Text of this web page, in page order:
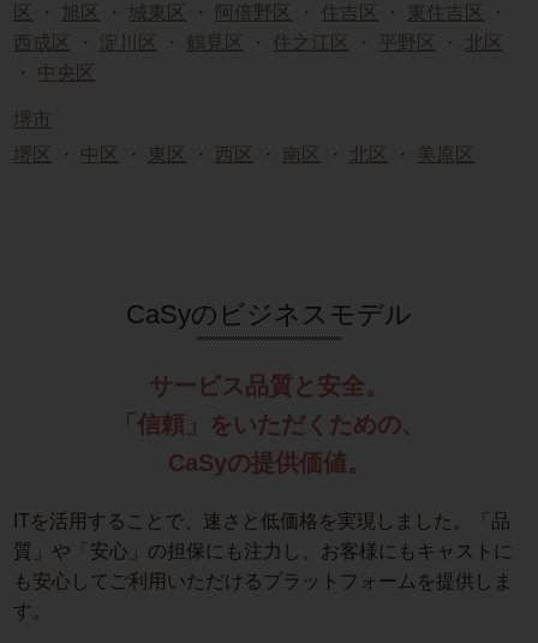
区
・ 旭区 ・ 城東区 ・ 阿倍野区 ・ 住吉区 ・ 東住吉区
・
西成区
・ 淀川区 ・ 鶴見区 ・ 住之江区 ・ 平野区 ・
北区
・ 中央区
堺市
堺区
・ 中区 ・ 東区 ・ 西区 ・ 南区 ・ 北区 ・ 美原区
CaSyのビジネスモデル
サービス品質と安全。
「信頼」をいただくための、
CaSyの提供価値。
ITを活用することで、速さと低価格を実現しました。「品
質」や「安心」の担保にも注力し、お客様にもキャストに
も安心してご利用いただけるプラットフォームを提供しま
す。